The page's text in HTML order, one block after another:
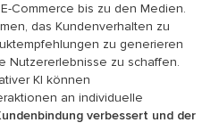
Commerce bis zu den Medien.
das Kundenverhalten zu
zu generieren
Nutzererlebnisse zu schaffen.
KI können
an individuelle
verbessert und der